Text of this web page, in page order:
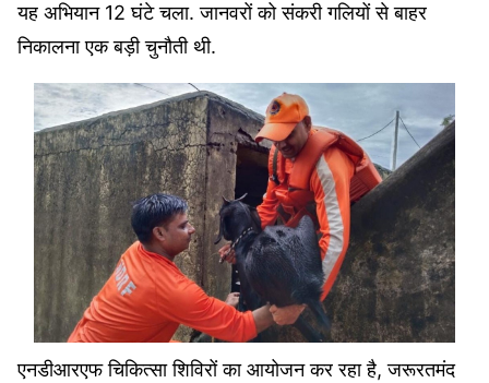
यह अभियान 12 घंटे चला. जानवरों को संकरी गलियों से बाहर
निकालना एक बड़ी चुनौती थी.
एनडीआरएफ चिकित्सा शिविरों का आयोजन कर रहा है, जरूरतमंद